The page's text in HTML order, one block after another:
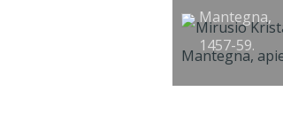
Mantegna,
1457-59.